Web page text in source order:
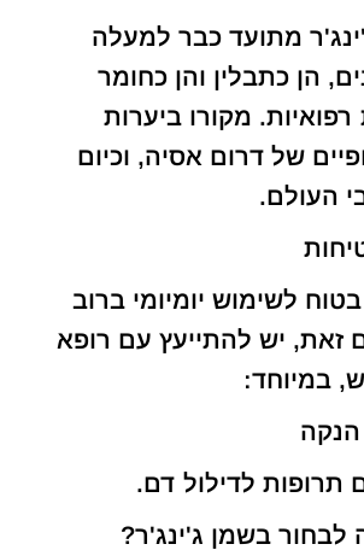
מתועד כבר למעלה
שנים, הן כתבלין והן כחומר
מקורו ביערות
של דרום אסיה, וכיום
העולם.
לשימוש יומיומי ברוב
זאת, יש להתייעץ עם רופא
במיוחד:
הנקה
תרופות לדילול דם.
לבחור בשמן ג'ינג'ר?